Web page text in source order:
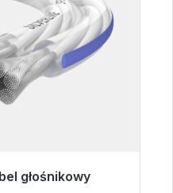
głośnikowy
wysyłki, czas